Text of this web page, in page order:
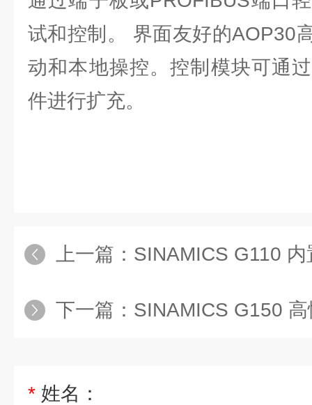
试和控制。 界面友好的AOP30
动和本地操控。控制模块可通
件进行扩充。
上一篇： SINAMICS G110
下一篇： SINAMICS G150
* 姓名：